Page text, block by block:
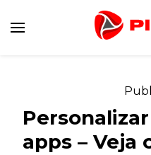
apps – Veja